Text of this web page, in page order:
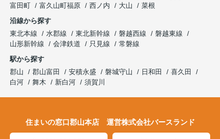
富田町
富久山町福原 西ノ内 大山
菜根
沿線から探す
東北本線
水郡線 東北新幹線 磐越西線
磐越東線
山形新幹線
会津鉄道 只見線
常磐線
駅から探す
郡山
郡山富田 安積永盛 磐城守山 日和田
喜久田
白河
舞木 新白河 須賀川
住まいの窓口郡山本店 運営株式会社バースランド